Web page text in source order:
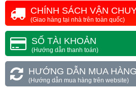
CHÍNH SÁCH VẬN
(Giao hàng tại nhà trên toàn quốc)
SỐ TÀI KHOẢN
(Hướng dẫn thanh toán)
HƯỚNG DẪN MUA HÀNG
(Hướng dẫn mua hàng trên website)